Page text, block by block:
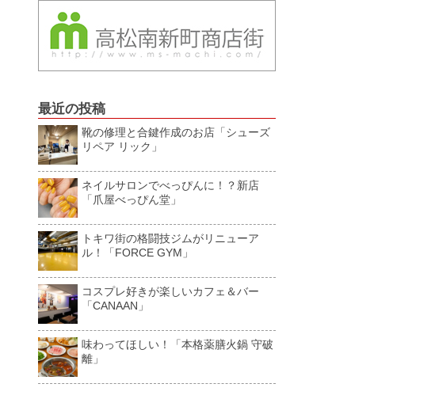
最近の投稿
靴の修理と合鍵作成のお店「シューズ
リペア リック」
ネイルサロンでべっぴんに！？新店
「爪屋べっぴん堂」
トキワ街の格闘技ジムがリニューア
ル！「FORCE GYM」
コスプレ好きが楽しいカフェ＆バー
「CANAAN」
味わってほしい！「本格薬膳火鍋 守破
離」